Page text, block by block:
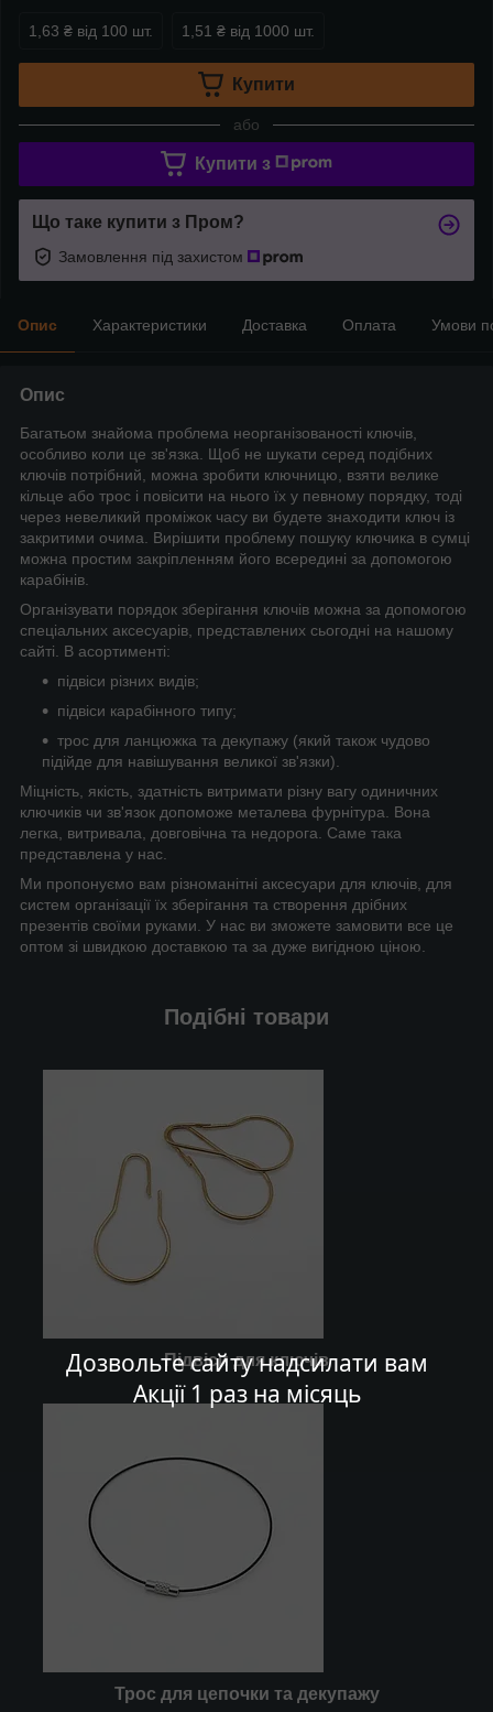
Дозвольте сайту надсилати вам
Акції 1 раз на місяць
1,63 ₴ від 100 шт. 1,51 ₴ від 1000 шт.
Купити
або
Купити з
Що таке купити з Пром?
Замовлення під захистом
Опис Характеристики Доставка Оплата Умови
Опис
Багатьом знайома проблема неорганізованості ключів,
особливо коли це зв'язка. Щоб не шукати серед подібних
ключів потрібний, можна зробити ключницю, взяти велике
кільце або трос і повісити на нього їх у певному порядку, тоді
через невеликий проміжок часу ви будете знаходити ключ із
закритими очима. Вирішити проблему пошуку ключика в сумці
можна простим закріпленням його всередині за допомогою
карабінів.
Організувати порядок зберігання ключів можна за допомогою
спеціальних аксесуарів, представлених сьогодні на нашому
сайті. В асортименті:
підвіси різних видів;
підвіси карабінного типу;
трос для ланцюжка та декупажу (який також чудово
підійде для навішування великої зв'язки).
Міцність, якість, здатність витримати різну вагу одиничних
ключиків чи зв'язок допоможе металева фурнітура. Вона
легка, витривала, довговічна та недорога. Саме така
представлена у нас.
Ми пропонуємо вам різноманітні аксесуари для ключів, для
систем організації їх зберігання та створення дрібних
презентів своїми руками. У нас ви зможете замовити все це
оптом зі швидкою доставкою та за дуже вигідною ціною.
Подібні товари
Підвіси для ключів
Трос для цепочки та декупажу